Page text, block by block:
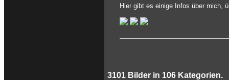
Hier gibt es einige Infos über mich,
3101 Bilder in 106 Kategorien.